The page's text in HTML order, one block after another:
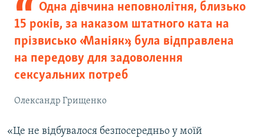
Одна дівчина неповнолітня, близько
15 років, за наказом штатного ката на
прізвисько «Маніяк», була відправлена
на передову для задоволення
сексуальних потреб
Олександр Грищенко
«Це не відбувалося безпосередньо у моїй